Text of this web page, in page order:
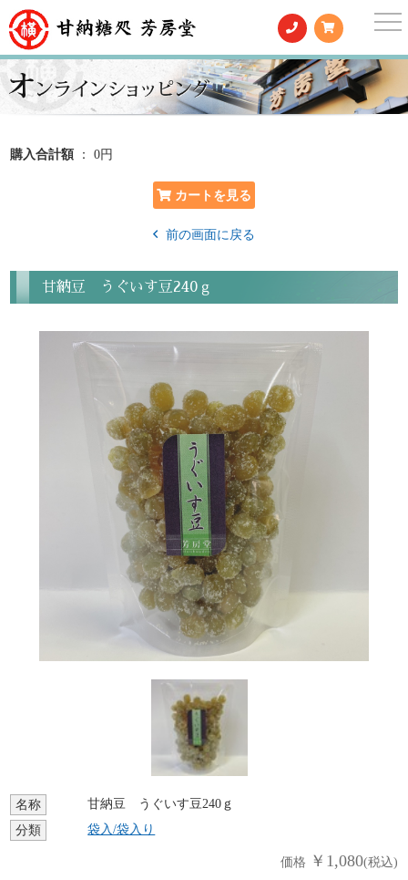
購入合計額 ： 0円
前の画面に戻る
甘納豆 うぐいす豆240ｇ
名称
甘納豆 うぐいす豆240ｇ
分類
袋入/袋入り
価格 ￥1,080(税込)